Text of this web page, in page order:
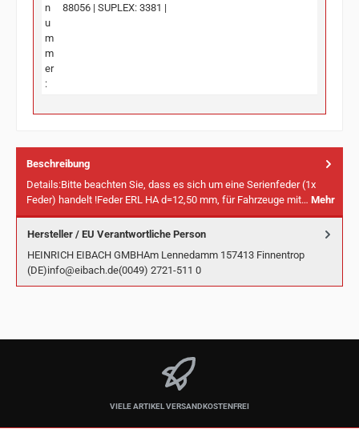
n
u
m
m
er
:
88056 | SUPLEX: 3381 |
Beschreibung
Details:Bitte beachten Sie, dass es sich um eine Serienfeder (1x
Feder) handelt !Feder ERL HA d=12,50 mm, für Fahrzeuge mit… Mehr
Hersteller / EU Verantwortliche Person
HEINRICH EIBACH GMBHAm Lennedamm 157413 Finnentrop
(DE)info@eibach.de(0049) 2721-511 0
VIELE ARTIKEL VERSANDKOSTENFREI